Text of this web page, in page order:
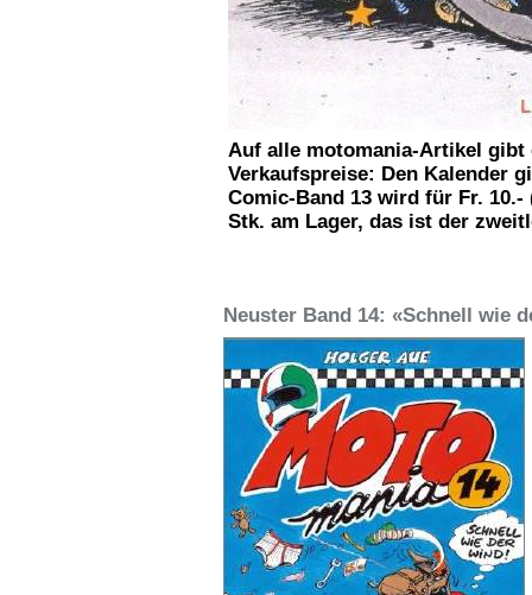
Auf alle motomania-Artikel gibt
Verkaufspreise: Den Kalender
Comic-Band 13 wird für Fr.
Stk. am Lager, das ist der
Neuster Band 14: «Schnell wie